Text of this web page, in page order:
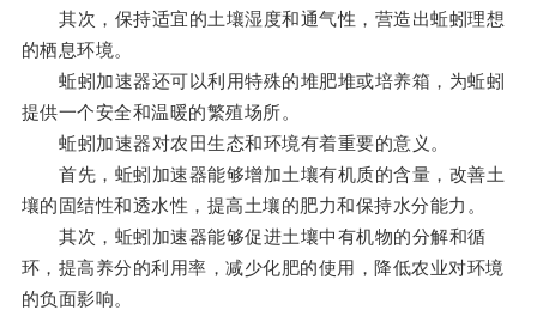
其次，保持适宜的土壤湿度和通气性，营造出蚯蚓理想
的栖息环境。
蚯蚓加速器还可以利用特殊的堆肥堆或培养箱，为蚯蚓
提供一个安全和温暖的繁殖场所。
蚯蚓加速器对农田生态和环境有着重要的意义。
首先，蚯蚓加速器能够增加土壤有机质的含量，改善土
壤的固结性和透水性，提高土壤的肥力和保持水分能力。
其次，蚯蚓加速器能够促进土壤中有机物的分解和循
环，提高养分的利用率，减少化肥的使用，降低农业对环境
的负面影响。